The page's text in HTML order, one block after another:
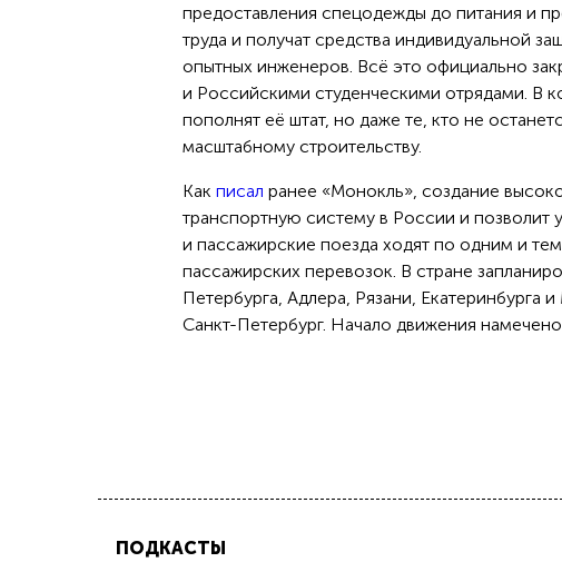
предоставления спецодежды до питания и
труда и получат средства индивидуальной
опытных инженеров. Всё это официально
и Российскими студенческими отрядами. В
пополнят её штат, но даже те, кто не
масштабному строительству.
Как писал ранее «Монокль», создание
транспортную систему в России и позволит
и пассажирские поезда ходят по одним и
пассажирских перевозок. В стране
Петербурга, Адлера, Рязани,
Санкт-Петербург. Начало движения намечено
ПОДКАСТЫ